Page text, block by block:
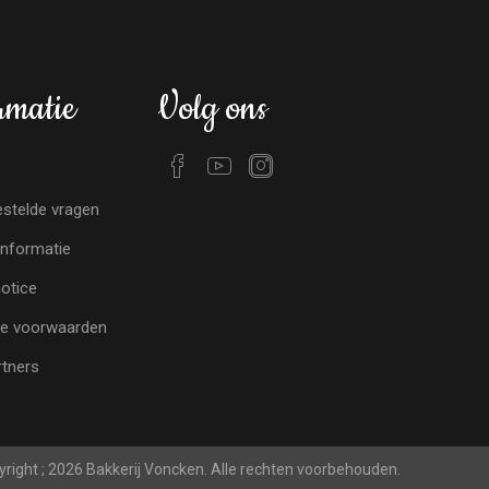
vragen
voorwaarden
Volg ons
; 2026 Bakkerij Voncken. Alle rechten voorbehouden.